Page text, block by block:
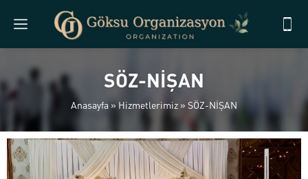
SÖZ-NİŞAN
Anasayfa »Hizmetlerimiz » SÖZ-NİŞAN